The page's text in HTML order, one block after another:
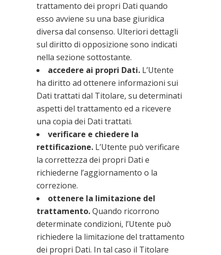
trattamento dei propri Dati quando
esso avviene su una base giuridica
diversa dal consenso. Ulteriori dettagli
sul diritto di opposizione sono indicati
nella sezione sottostante.
accedere ai propri Dati. L’Utente
ha diritto ad ottenere informazioni sui
Dati trattati dal Titolare, su determinati
aspetti del trattamento ed a ricevere
una copia dei Dati trattati.
verificare e chiedere la
rettificazione. L’Utente può verificare
la correttezza dei propri Dati e
richiederne l’aggiornamento o la
correzione.
ottenere la limitazione del
trattamento.Quando ricorrono
determinate condizioni, l’Utente può
richiedere la limitazione del trattamento
dei propri Dati. In tal caso il Titolare